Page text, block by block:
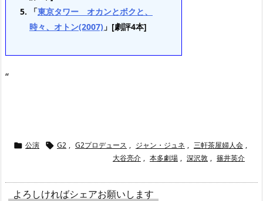
「東京タワー オカンとボクと、
時々、オトン(2007) 」[劇評4本]
“
 公演  G2 , G2プロデュース , ジャン・ジュネ , 三軒茶屋婦人会 ,
大谷亮介 , 本多劇場 , 深沢敦 , 篠井英介
よろしければシェアお願いします